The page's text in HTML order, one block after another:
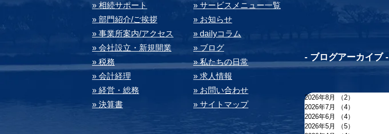
-​ ブログアーカイブ -
2026年8月 （2）
2026年7月
（4）
2026年6月
（4）
2026年5月
（5）
» 相続サポート
» 部⾨紹介/ご挨拶
» 事業所案内/アクセス
» 会社設⽴・新規開業
» 税務
» 会計経理
» 経営・総務
» 決算書
» サービスメニュー⼀覧
» お知らせ
» dailyコラム
» ブログ
» 私たちの⽇常
» 求⼈情報
» お問い合わせ
» サイトマップ